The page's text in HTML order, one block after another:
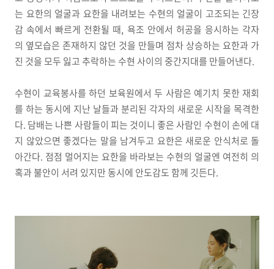
는 요한의 얼굴과 요한을 내려보는 수현의 얼굴이 고조되는 긴장
감 속에서 빠르게 전환될 때, 욕조 안에서 허공을 응시하는 각자
의 옆모습은 존재하지 않던 것을 만들며 점차 상승하는 요한과 가
진 것을 모두 잃고 추락하는 수현 사이의 중간지대를 만들어낸다.
수현이 교육봉사를 하던 보육원에서 두 사람은 예기치 못한 재회
를 하는 동시에 지난 날들과 분리된 각자의 새로운 시작을 목격한
다. 담배는 나쁜 사람들이 피는 것이니 좋은 사람인 수현이 손에 대
지 않았으면 좋겠다는 말을 남겨두고 요한은 새로운 안식처로 돌
아간다. 점점 멀어지는 요한을 바라보는 수현의 얼굴엔 여전히 의
혹과 불안이 서려 있지만 동시에 안도감도 함께 깃든다.